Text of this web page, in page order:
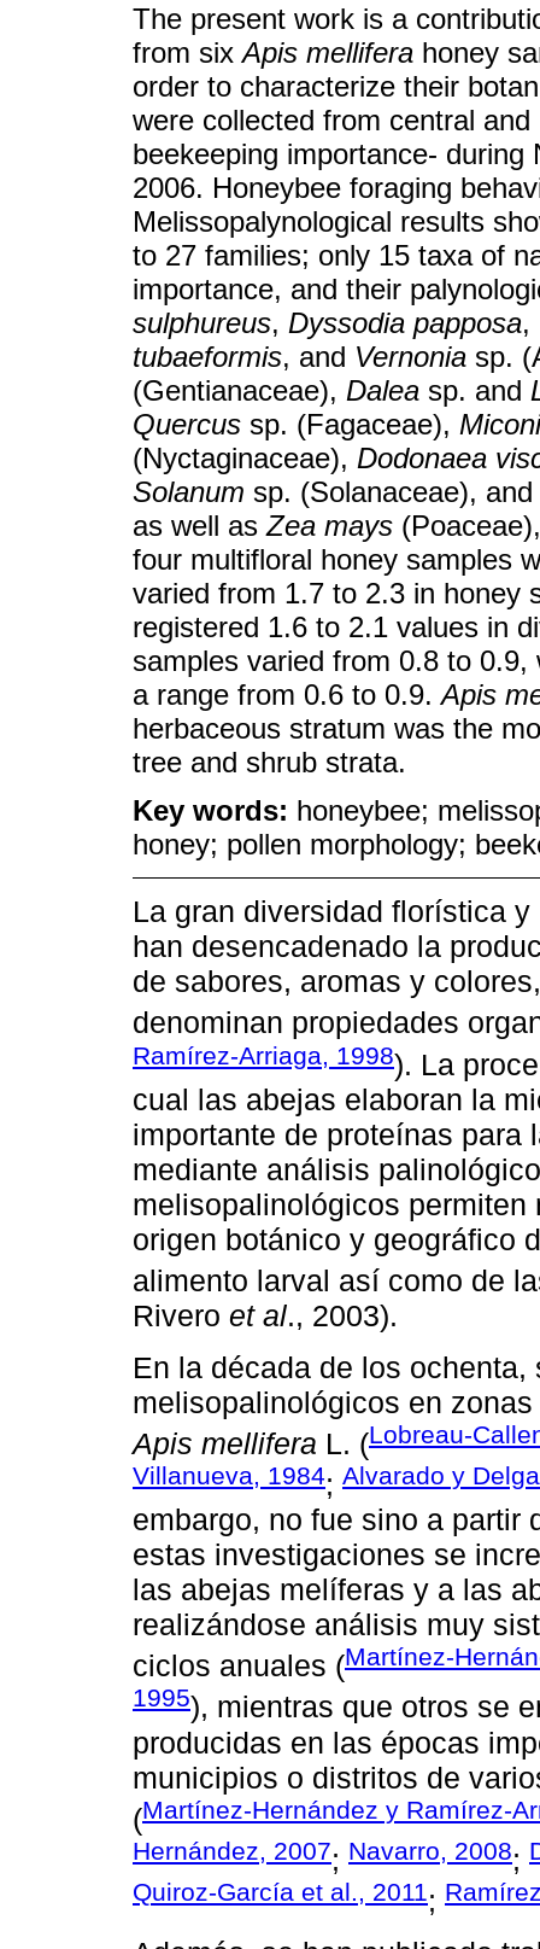
The present work is a
from sixApis mellifera honey
order to characterize their
were collected from central
beekeeping importance-
2006. Honeybee foraging
Melissopalynological results
to 27 families; only 15 taxa of
importance, and their
sulphureus, Dyssodia papposa,
tubaeformis, and Vernonia sp.
(Gentianaceae), Dalea sp. and
Quercus sp. (Fagaceae),
(Nyctaginaceae), Dodonaea
Solanum sp. (Solanaceae), and
as well asZea mays
four multifloral honey samples
varied from 1.7 to 2.3 in honey
registered 1.6 to 2.1 values in
samples varied from 0.8 to
a range from 0.6 to 0.9.Apis
herbaceous stratum was the
tree and shrub strata.
Key words: honeybee;
honey; pollen morphology;
La gran diversidad florística
han desencadenado la
de sabores, aromas y
denominan propiedades
Ramírez-Arriaga, 1998). La
cual las abejas elaboran la
importante de proteínas para
mediante análisis
melisopalinológicos
origen botánico y geográfico
alimento larval así como de
Rivero et al., 2003).
En la década de los
melisopalinológicos en
Apis mellifera L. (Lobreau-
Villanueva, 1984; Alvarado y
embargo, no fue sino a partir
estas investigaciones se
las abejas melíferas y a las
realizándose análisis muy
ciclos anuales (Martínez-
1995), mientras que otros se
producidas en las épocas
municipios o distritos de
(Martínez-Hernández y Ramírez-
Hernández, 2007; Navarro, 2008;
Quiroz-García et al., 2011;